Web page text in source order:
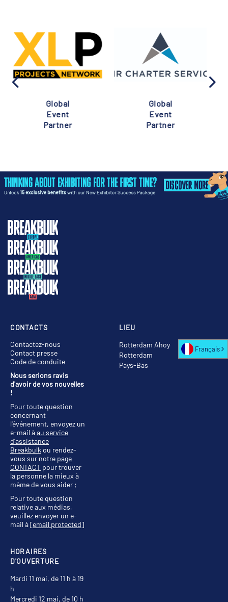
Global
Event
Partner
Global
Event
Partner
LIEU
Rotterdam Ahoy
Rotterdam
Pays-Bas
HORAIRES
D'OUVERTURE
Mardi 11 mai, de 11 h à 19
h
Mercredi 12 mai, de 10 h
CONTACTS
Contactez-nous
Contact presse
Code de conduite
Nous serions ravis
d'avoir de vos nouvelles
!
Pour toute question
concernant
l'événement, envoyez un
e-mail àau service
d'assistance
Breakbulk ou rendez-
vous sur notre page
CONTACT pour trouver
la personne la mieux à
même de vous aider ;
Pour toute question
relative aux médias,
veuillez envoyer un e-
mail à[email protected]
Français